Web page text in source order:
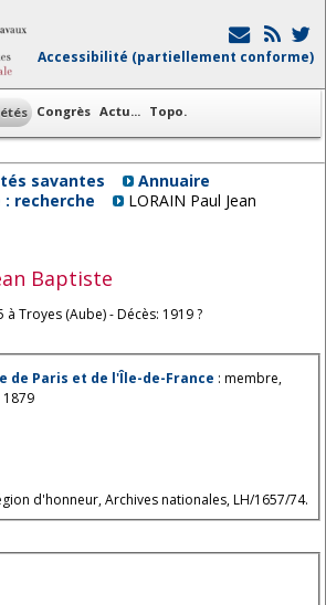
Accessibilité (partiellement conforme)
Congrès Actu... Topo.
savantes
Annuaire
recherche
LORAIN Paul Jean
Baptiste
Troyes (Aube) - Décès: 1919 ?
de Paris et de l'Île-de-France : membre,
1879
d'honneur, Archives nationales, LH/1657/74.